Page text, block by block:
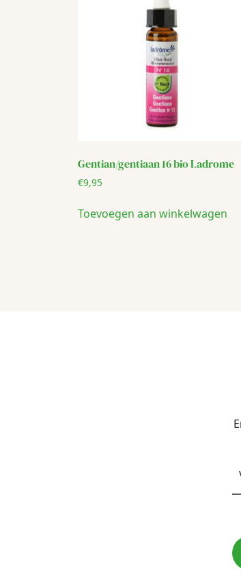
Gentian/gentiaan 16 bio Ladrome
€9,95
Toevoegen aan winkelwagen